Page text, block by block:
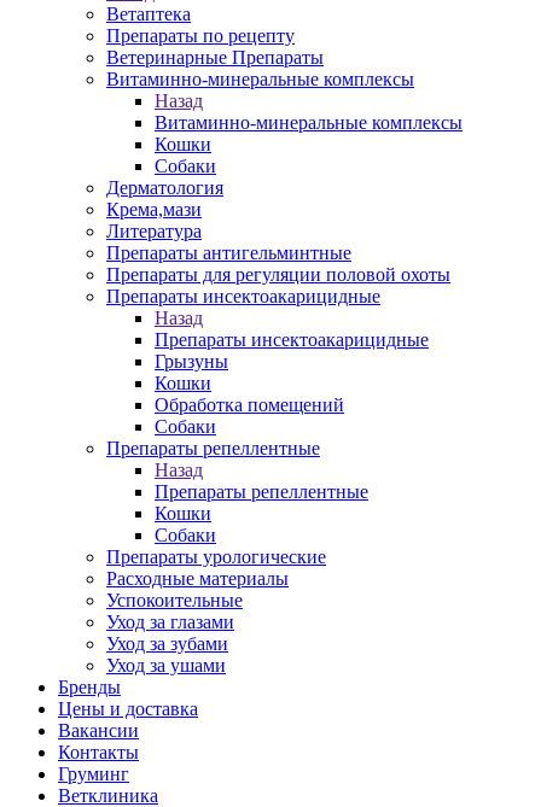
Ветаптека
Препараты по рецепту
Ветеринарные Препараты
Витаминно-минеральные комплексы
Назад
Витаминно-минеральные комплексы
Кошки
Собаки
Дерматология
Крема,мази
Литература
Препараты антигельминтные
Препараты для регуляции половой охоты
Препараты инсектоакарицидные
Назад
Препараты инсектоакарицидные
Грызуны
Кошки
Обработка помещений
Собаки
Препараты репеллентные
Назад
Препараты репеллентные
Кошки
Собаки
Препараты урологические
Расходные материалы
Успокоительные
Уход за глазами
Уход за зубами
Уход за ушами
Бренды
Цены и доставка
Вакансии
Контакты
Груминг
Ветклиника